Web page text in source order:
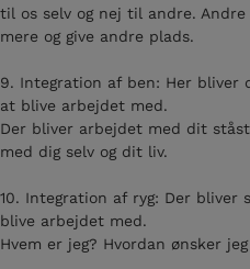
til os selv og nej til andre.
mere og give andre plads.
9. Integration af ben: Her bliver
at blive arbejdet med.
Der bliver arbejdet med dit
med dig selv og dit liv.
10. Integration af ryg: Der bliver
blive arbejdet med.
Hvem er jeg? Hvordan ønsker